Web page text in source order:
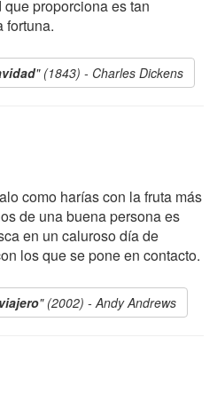
proporciona es tan
fortuna.
" (1843) - Charles Dickens
como harías con la fruta más
de una buena persona es
en un caluroso día de
los que se pone en contacto.
" (2002) - Andy Andrews